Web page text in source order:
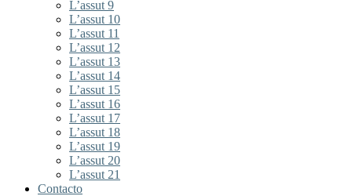
L’assut 9
L’assut 10
L’assut 11
L’assut 12
L’assut 13
L’assut 14
L’assut 15
L’assut 16
L’assut 17
L’assut 18
L’assut 19
L’assut 20
L’assut 21
Contacto